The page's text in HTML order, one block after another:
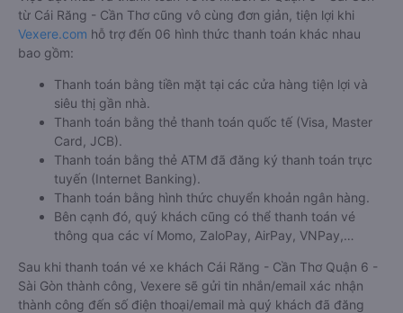
từ Cái Răng - Cần Thơ cũng vô cùng đơn giản, tiện lợi khi
Vexere.com hỗ trợ đến 06 hình thức thanh toán khác nhau
bao gồm:
Thanh toán bằng tiền mặt tại các cửa hàng tiện lợi và
siêu thị gần nhà.
Thanh toán bằng thẻ thanh toán quốc tế (Visa, Master
Card, JCB).
Thanh toán bằng thẻ ATM đã đăng ký thanh toán trực
tuyến (Internet Banking).
Thanh toán bằng hình thức chuyển khoản ngân hàng.
Bên cạnh đó, quý khách cũng có thể thanh toán vé
thông qua các ví Momo, ZaloPay, AirPay, VNPay,…
Sau khi thanh toán vé xe khách Cái Răng - Cần Thơ Quận 6 -
Sài Gòn thành công, Vexere sẽ gửi tin nhắn/email xác nhận
thành công đến số điện thoại/email mà quý khách đã đăng